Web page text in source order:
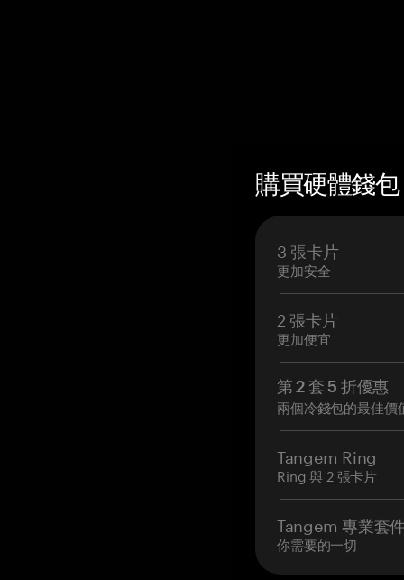
購買硬體錢
3 張卡片
更加安全
2 張卡片
更加便宜
第 2 套 5 折優惠
兩個冷錢包的最佳價
Tangem Ring
Ring 與 2 張卡片
Tangem 專業套
你需要的一切